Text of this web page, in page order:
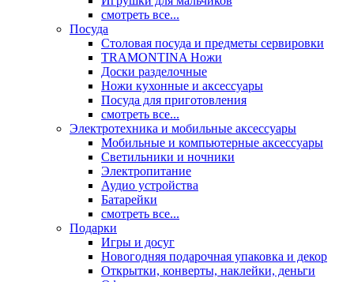
смотреть все...
Посуда
Столовая посуда и предметы сервировки
TRAMONTINA Ножи
Доски разделочные
Ножи кухонные и аксессуары
Посуда для приготовления
смотреть все...
Электротехника и мобильные аксессуары
Мобильные и компьютерные аксессуары
Светильники и ночники
Электропитание
Аудио устройства
Батарейки
смотреть все...
Подарки
Игры и досуг
Новогодняя подарочная упаковка и декор
Открытки, конверты, наклейки, деньги